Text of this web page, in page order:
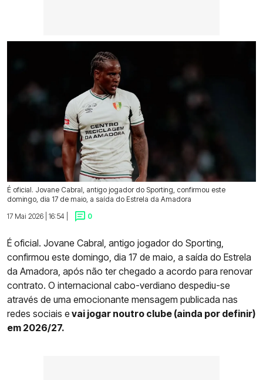
É oficial. Jovane Cabral, antigo jogador do Sporting, confirmou este
domingo, dia 17 de maio, a saída do Estrela da Amadora
17 Mai 2026 | 16:54 |
0
É oficial. Jovane Cabral, antigo jogador do Sporting,
confirmou este domingo, dia 17 de maio, a saída do Estrela
da Amadora, após não ter chegado a acordo para renovar
contrato. O internacional cabo-verdiano despediu-se
através de uma emocionante mensagem publicada nas
redes sociais e vai jogar noutro clube (ainda por definir)
em 2026/27.